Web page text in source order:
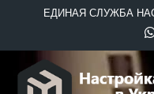
ЕДИНАЯ СЛУЖБА